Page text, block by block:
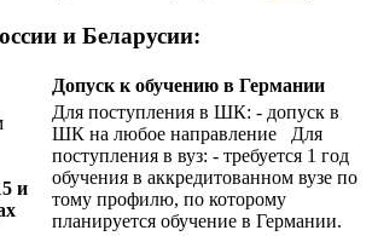
и Беларусии:
Допуск к обучению в Германии
и
Для поступления в ШК: - допуск в
ШК на любое направление Для
поступления в вуз: - требуется 1 год
обучения в аккредитованном вузе по
тому профилю, по которому
планируется обучение в Германии.